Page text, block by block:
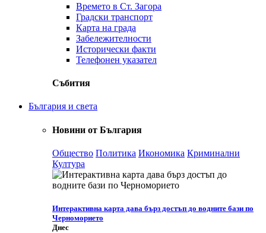
Времето в Ст. Загора
Градски транспорт
Карта на града
Забележителности
Исторически факти
Телефонен указател
Събития
България и света
Новини от България
Общество Политика Икономика Криминални
Култура
Интерактивна карта дава бърз достъп до водните бази по
Черноморието
Днес